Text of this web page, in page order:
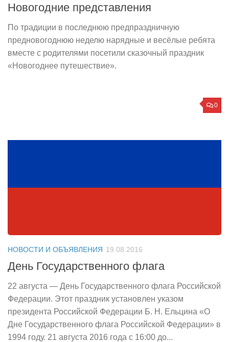
Новогодние представления
По традиции в последнюю предпраздничную
предновогоднюю неделю нарядные и весёлые ребята
вместе с родителями посетили сказочный праздник
«Новогоднее путешествие».
0
НОВОСТИ И ОБЪЯВЛЕНИЯ 19.08.2016
День Государственного флага
22 августа — День Государственного флага Российской
Федерации. Этот праздник установлен указом
президента Российской Федерации Б. Н. Ельцина «О
Дне Государственного флага Российской Федерации» в
1994 году. 21 августа 2016 года с 16:00 до...